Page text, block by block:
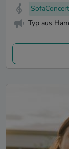
SofaConcert
Typ aus